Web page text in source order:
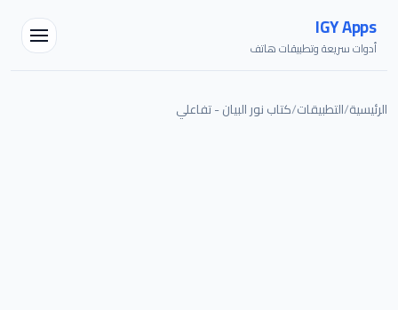
IGY Apps
أدوات سريعة وتطبيقات هاتف
الرئيسية/التطبيقات/كتاب نور البيان - تفاعلي